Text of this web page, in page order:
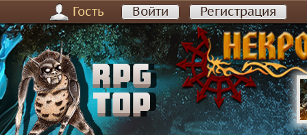
Гость Войти Регистрация